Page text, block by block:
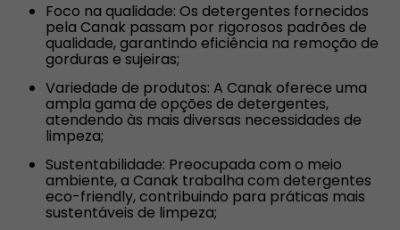
Foco na qualidade: Os detergentes fornecidos
pela Canak passam por rigorosos padrões de
qualidade, garantindo eficiência na remoção de
gorduras e sujeiras;
Variedade de produtos: A Canak oferece uma
ampla gama de opções de detergentes,
atendendo às mais diversas necessidades de
limpeza;
Sustentabilidade: Preocupada com o meio
ambiente, a Canak trabalha com detergentes
eco-friendly, contribuindo para práticas mais
sustentáveis de limpeza;